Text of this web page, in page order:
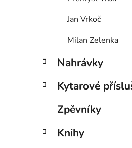
Jan Vrkoč
Milan Zelenka
Nahrávky
Kytarové
Zpěvníky
Knihy